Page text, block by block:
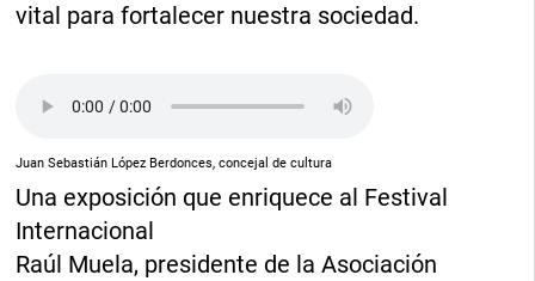
vital para fortalecer nuestra sociedad.
Juan Sebastián López Berdonces, concejal de cultura
Una exposición que enriquece al Festival
Internacional
Raúl Muela, presidente de la Asociación